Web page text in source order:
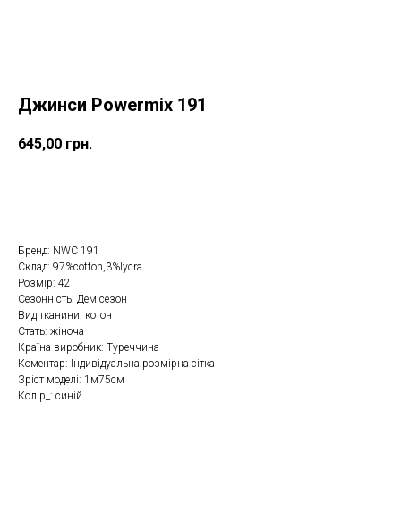
Джинси Powermix 191
645,00 грн.
Бренд: NWC 191
Склад: 97%cotton,3%lycra
Розмір: 42
Сезонність: Демісезон
Вид тканини: котон
Стать: жіноча
Країна виробник: Туреччина
Коментар: Індивідуальна розмірна сітка
Зріст моделі: 1м75см
Колір_: синій